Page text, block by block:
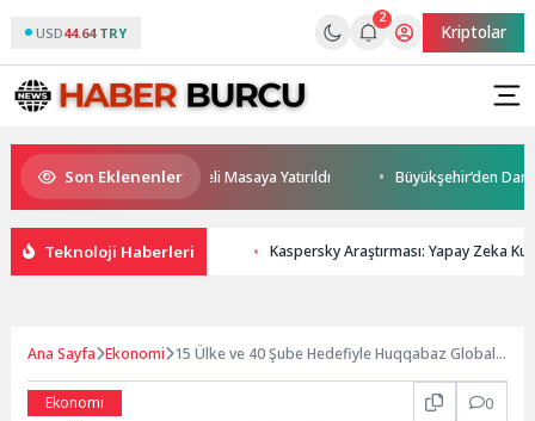
USD44.64 TRY
2
Kriptolar
Son Eklenenler
ve Yatırım Potansiyeli Masaya Yatırıldı Büyükşehir’den
Teknoloji Haberleri Kaspersky Araştırması: Yapay Zeka
Ana Sayfa Ekonomi 15 Ülke ve 40 Şube Hedefiyle Huqqabaz Global
Ekonomi
0